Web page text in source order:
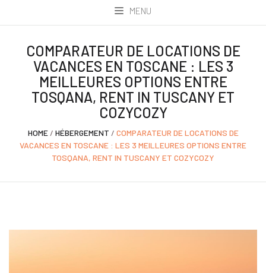
MENU
COMPARATEUR DE LOCATIONS DE
VACANCES EN TOSCANE : LES 3
MEILLEURES OPTIONS ENTRE
TOSQANA, RENT IN TUSCANY ET
COZYCOZY
HOME/ HÉBERGEMENT / COMPARATEUR DE LOCATIONS DE
VACANCES EN TOSCANE : LES 3 MEILLEURES OPTIONS ENTRE
TOSQANA, RENT IN TUSCANY ET COZYCOZY